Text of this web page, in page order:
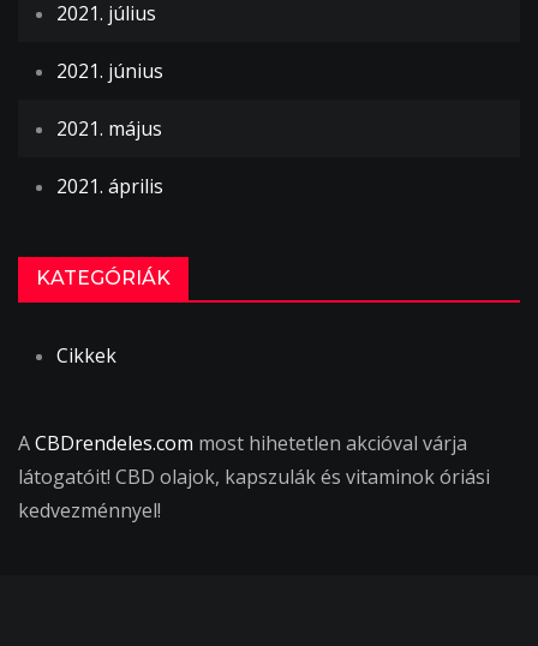
2021. július
2021. június
2021. május
2021. április
KATEGÓRIÁK
Cikkek
ACBDrendeles.com most hihetetlen akcióval várja
látogatóit! CBD olajok, kapszulák és vitaminok óriási
kedvezménnyel!